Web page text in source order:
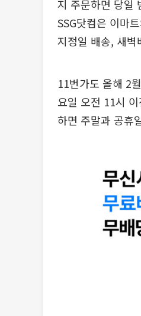
지 주문하면 당일
SSG닷컴은 이마
지정일 배송, 새
11번가도 올해 2
요일 오전 11시
하면 주말과 공휴